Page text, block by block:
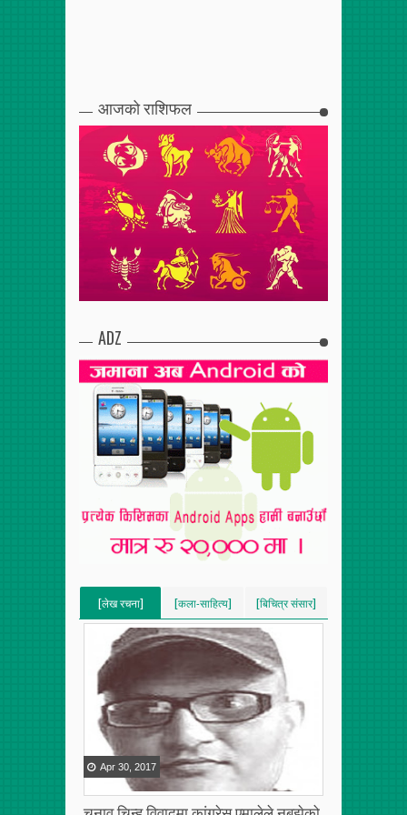
आजको राशिफल
ADZ
[लेख रचना]
[VERTICAL]
[RECENT][5]
[कला-साहित्य]
[VERTICAL]
[बिचित्र संसार]
[VERTICAL]
[RECENT][5]
Apr 30 2017